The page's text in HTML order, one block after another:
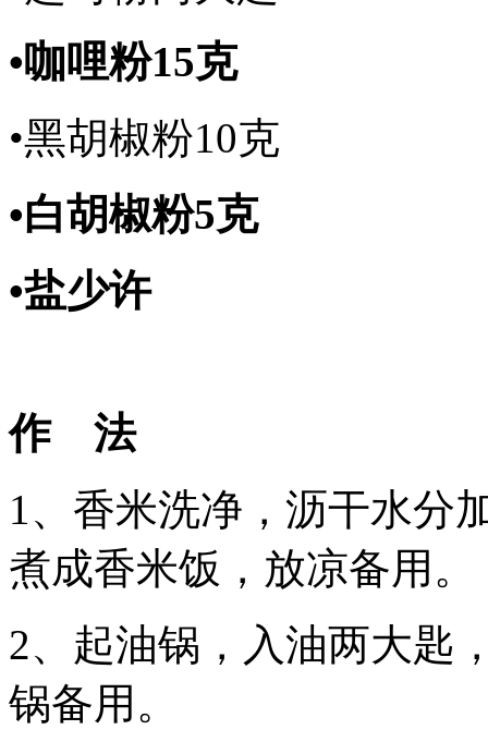
•咖哩粉15克
•黑胡椒粉10克
•白胡椒粉5克
•盐少许
作 法
1、香米洗净，沥干水分
煮成香米饭，放凉备用。
2、起油锅，入油两大匙
锅备用。